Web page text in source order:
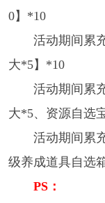
0】*10
活动期间累
大*5】*10
活动期间累
大*5、资源自选
活动期间累
级养成道具自选
PS：